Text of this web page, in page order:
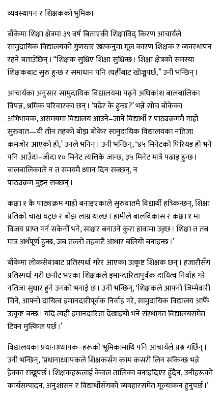
व्यवस्थापन र शिक्षकको भुमिका
बाँकेमा शिक्षा क्षेत्रमा ३९ वर्ष बिताएकी शिक्षाविद् किरण आचार्यले
सामुदायिक विद्यालयको गुणस्तर खस्कनुमा मूल कारण शिक्षक र व्यवस्थापन
रहने बताउँछिन् । “शिक्षक सुध्रिए शिक्षा सुध्रिन्छ । शिक्षा क्षेत्रको समस्या
शिक्षकबाट सुरु हुन्छ र समाधान पनि त्यहींबाट खोज्नुपर्छ,” उनी भन्छिन् ।
आचार्यका अनुसार सामुदायिक विद्यालयमा पढ्ने अधिकांश बालबालिका
विपन्न, श्रमिक परिवारका छन् । ‘पढेर के हुन्छ ?’ भन्ने सोच बोकेका
अभिभावक, असमयमा विद्यालय आउने–जाने विद्यार्थी र पाठ्यक्रममै गाह्रो
सुरुवात—यी तीन तहको बोझ बोकेर सामुदायिक विद्यालयका नतिजा
कमजोर आएको हो,’ उनले भनिन् । उनी भन्छिन्, ‘४५ मिनेटको पिरियड हो भने
पनि आउँदा–जाँदा १० मिनेट त्यत्तिकै जान्छ, ३५ मिनेट मात्रै पढाइ हुन्छ ।
बालबालिकाले न त समयमै ध्यान दिन सक्छन्, न
पाठ्यक्रम बुझ्न सक्छन् ।
कक्षा १ कै पाठ्यक्रम गाह्रो बनाइएकाले सुरुवातमै विद्यार्थी हच्किन्छन्, शिक्षा
प्रतिको चाख घट्छ र बोझ लाग्न थाल्छ । हामीले बालविकास र कक्षा १ मा
विजय प्राप्त गर्न सकेनौँ भने, साक्षर बनाउने कुरा हावामा उड्छ । शिक्षा त तब
मात्र अर्थपूर्ण हुन्छ, जब तल्लो तहबाटै आधार बलियो बनाइन्छ ।’
बाँकेमा लोकसेवाबाट प्रतिस्पर्धा गरेर आएका उत्कृष्ट शिक्षक छन् । हजारौंसँग
प्रतिस्पर्धा गरी छनौट भएका शिक्षकले इमान्दारितापुर्वक दायित्व निर्वाह गरे
नतिजा सुधार हुने उनको भनाई छ । उनी भन्छिन्, ‘शिक्षकले आफ्नो जिम्मेवारी
चिने, आफ्नो दायित्व इमानदारीपूर्वक निर्वाह गरे, सामुदायिक विद्यालय आफैँ
उत्कृष्ट बन्छ । यदि त्यही इमानदारिता देखाइयो भने संस्थागत विद्यालयसमेत
टिक्न मुस्किल पर्छ ।’
विद्यालयका प्रधानाध्यापक–हरूको भूमिकामाथि पनि आचार्यले प्रश्न गर्छिन् ।
उनी भन्छिन्, ‘प्रधानाध्यापकले शिक्षकसँग काम कसरी लिन सकिन्छ भन्ने
हेक्का राख्नुपर्छ । शिक्षकहरूलाई केवल तालिका बनाइदिएर हुँदैन, उनीहरूको
कार्यसम्पादन, अनुशासन र विद्यार्थीसँगको व्यवहारसमेत मूल्यांकन हुनुपर्छ ।’